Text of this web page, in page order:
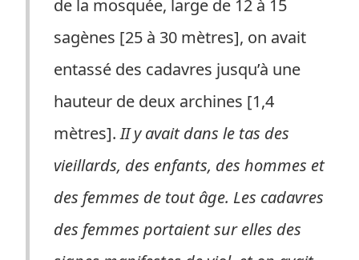
de la mosquée, large de 12 à 15
sagènes [25 à 30 mètres], on avait
entassé des cadavres jusqu’à une
hauteur de deux archines [1,4
mètres].II y avait dans le tas des
vieillards, des enfants, des hommes et
des femmes de tout âge. Les cadavres
des femmes portaient sur elles des